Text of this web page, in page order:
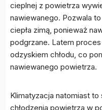
cieplnej z powietrza
nawiewanego. Pozwala
ciepła zimą, ponieważ
podgrzane. Latem proces
odzyskiem chłodu, co
nawiewanego powietrza.
Klimatyzacja natomiast to
chłodzenia powietrza w